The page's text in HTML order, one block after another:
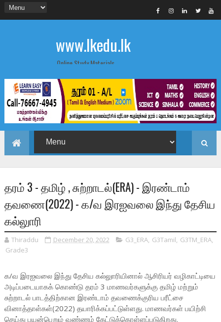
www.lkedu.lk
Online Study Materials
தரம் 3 - தமிழ் , சுற்றாடல்(ERA) - இரண்டாம்
தவணை(2022) - க/வ இரஐவலை இந்து தேசிய
கல்லுாரி
Thiraddu December 20, 2022 G3_ERA, G3Tamil, G3TM_ERA,
Grade3
க/வ இரஐவலை இந்து தேசிய கல்லுாரியினால் ஆசிரியர் வழிகாட்டியை
அடிப்படையாகக் கொண்டுதரம் 3 மாணவர்களுக்கு தமிழ் மற்றும்
சுற்றாடல் பாடத்திற்கான இரண்டாம் தவணைக்குரிய பரீட்சை
வினாத்தாள்கள்(2022) தயாரிக்கப்பட்டுள்ளது. மாணவர்கள் பயிற்சி
செய்து பயன்பெறும் வண்ணம் கேட்டுக்கொள்ளப்படுகிறது.